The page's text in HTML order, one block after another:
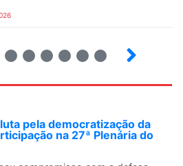
de até 182% em
do Executivo